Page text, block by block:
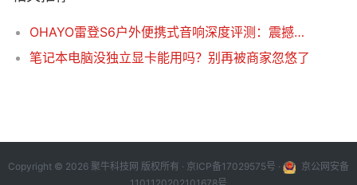
OHAYO雷登S6户外便携式音响深度评测：震撼音质，全场景音乐伴侣
笔记本电脑没独立显卡能用吗？别再被商家忽悠了
Copyright © 2026 聚牛科技网 版权所有 · 京ICP备17029575号 ·
京公网安备